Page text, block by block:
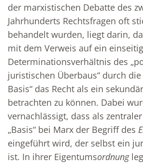
der marxistischen Debatte des
Jahrhunderts Rechtsfragen oft
behandelt wurden, liegt darin,
mit dem Verweis auf ein
Determinationsverhältnis des
juristischen Überbaus“ durch
Basis“ das Recht als ein
betrachten zu können. Dabei
vernachlässigt, dass als
„Basis“ bei Marx der Begriff des
eingeführt wird, der selbst ein
ist. In ihrer Eigentumsordnung